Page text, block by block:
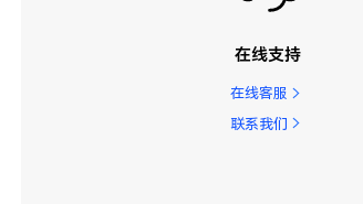
在线支持
在线客服
联系我们